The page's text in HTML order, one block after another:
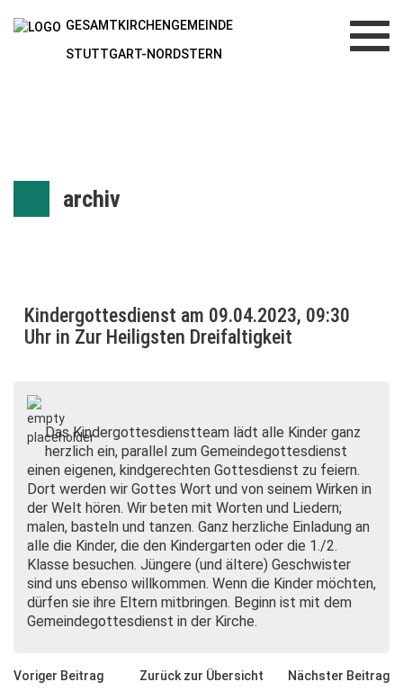
GESAMTKIRCHENGEMEINDE
STUTTGART-NORDSTERN
archiv
Kindergottesdienst am 09.04.2023, 09:30
Uhr in Zur Heiligsten Dreifaltigkeit
Das Kindergottesdienstteam lädt alle Kinder ganz
herzlich ein, parallel zum Gemeindegottesdienst
einen eigenen, kindgerechten Gottesdienst zu feiern.
Dort werden wir Gottes Wort und von seinem Wirken in
der Welt hören. Wir beten mit Worten und Liedern;
malen, basteln und tanzen. Ganz herzliche Einladung an
alle die Kinder, die den Kindergarten oder die 1./2.
Klasse besuchen. Jüngere (und ältere) Geschwister
sind uns ebenso willkommen. Wenn die Kinder möchten,
dürfen sie ihre Eltern mitbringen. Beginn ist mit dem
Gemeindegottesdienst in der Kirche.
Voriger Beitrag Zurück zur Übersicht Nächster Beitrag